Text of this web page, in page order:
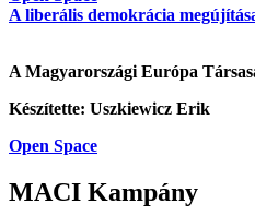
A liberális demokrácia
A Magyarországi Európa
Készítette: Uszkiewicz Erik
Open Space
MACI Kampány